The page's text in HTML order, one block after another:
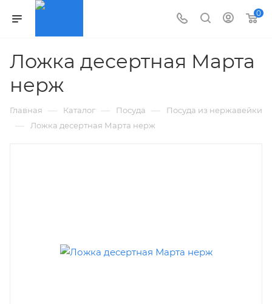
0
Ложка десертная Марта
нерж
Главная — Каталог — Посуда — Посуда из нержавейки
— Ложка десертная Марта нерж